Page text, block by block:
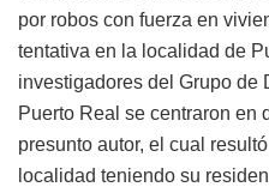
por robos con fuerza en
tentativa en la localidad de
investigadores del Grupo de
Puerto Real se centraron en
presunto autor, el cual
localidad teniendo su